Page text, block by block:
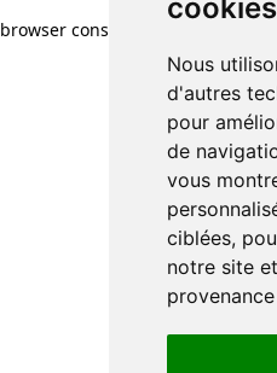
cookies
Nous
d'autres
pour
de
vous
ciblées,
notre site
browser console for more